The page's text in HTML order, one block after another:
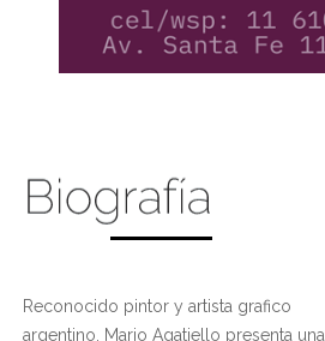
Reconocido pintor y artista grafico
argentino, Mario Agatiello presenta una